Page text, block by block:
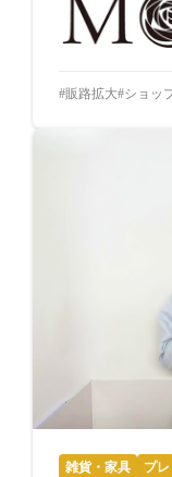
販路拡大 ショッ
雑貨・家具 プ